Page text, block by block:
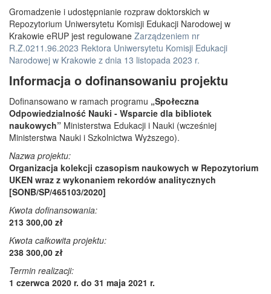
Gromadzenie i udostępnianie rozpraw doktorskich w
Repozytorium Uniwersytetu Komisji Edukacji Narodowej w
Krakowie eRUP jest regulowane Zarządzeniem nr
R.Z.0211.96.2023 Rektora Uniwersytetu Komisji Edukacji
Narodowej w Krakowie z dnia 13 listopada 2023 r.
Informacja o dofinansowaniu projektu
Dofinansowano w ramach programu „Społeczna
Odpowiedzialność Nauki - Wsparcie dla bibliotek
naukowych” Ministerstwa Edukacji i Nauki (wcześniej
Ministerstwa Nauki i Szkolnictwa Wyższego).
Nazwa projektu:
Organizacja kolekcji czasopism naukowych w Repozytorium
UKEN wraz z wykonaniem rekordów analitycznych
[SONB/SP/465103/2020]
Kwota dofinansowania:
213 300,00 zł
Kwota całkowita projektu:
238 300,00 zł
Termin realizacji:
1 czerwca 2020 r. do 31 maja 2021 r.